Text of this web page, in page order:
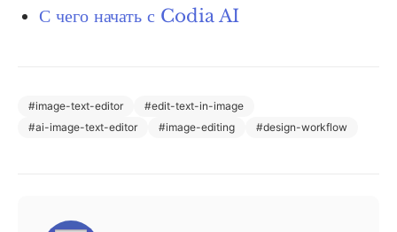
С чего начать с Codia AI
#image-text-editor #edit-text-in-image
#ai-image-text-editor #image-editing #design-workflow